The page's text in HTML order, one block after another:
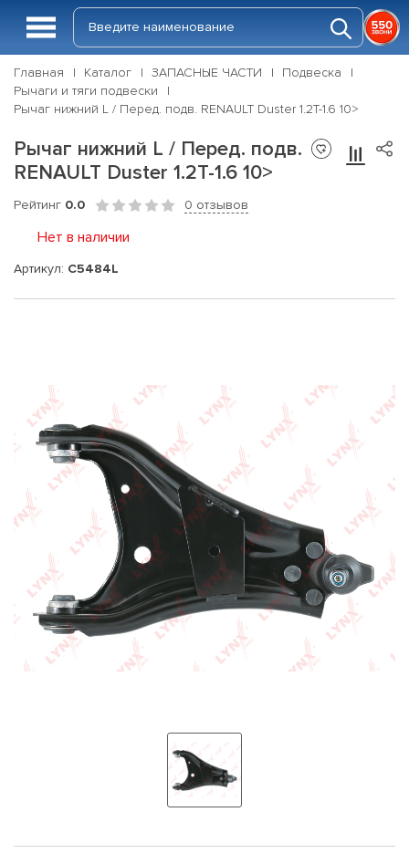
Главная Каталог ЗАПАСНЫЕ ЧАСТИ
Подвеска
Рычаги и тяги подвески
Рычаг нижний L / Перед. подв. RENAULT Duster 1.2T-1.6 10>
Рычаг нижний L / Перед. подв.
RENAULT Duster 1.2T-1.6 10>
Рейтинг 0.0 0 отзывов
Нет в наличии
Артикул: C5484L